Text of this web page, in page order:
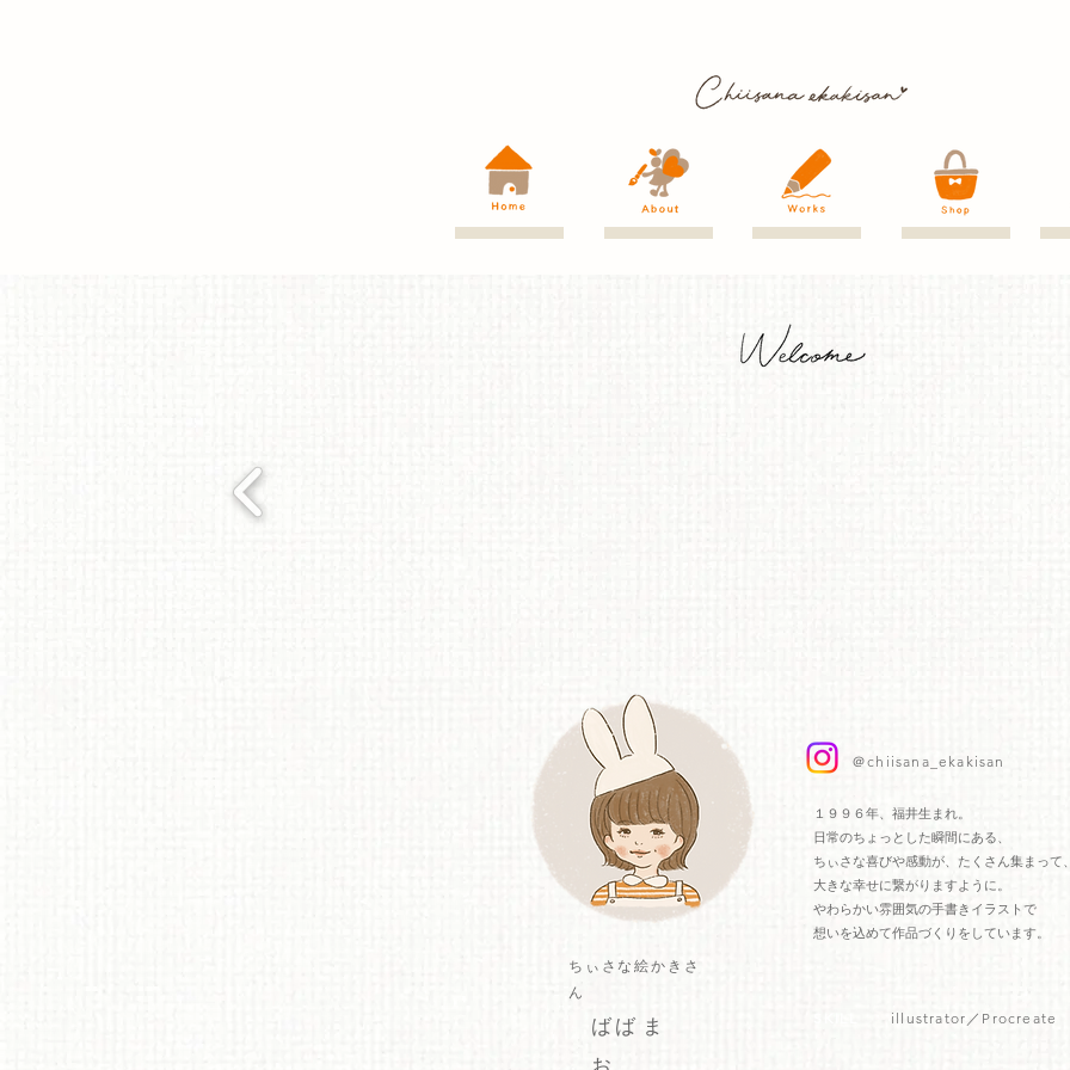
ちぃさな絵かきさ
ん
ば ば ま
お
​＠chiisana_ekakisan
​１９９６年、福井生まれ。
日常のちょっとした瞬間にある、
ちぃさな喜びや感動が、たくさん集まって
大きな幸せに繋がりますように。
やわらかい雰囲気の手書きイラストで
​想いを込めて作品づくりをしています。
illustrator／Procreate